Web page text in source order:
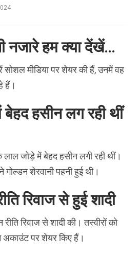
नजारे हम क्या देंखें…
सोशल मीडिया पर शेयर की हैं, उनमें वह
हैं।
हसीन लग रही थीं
लाल जोड़े में बेहद हसीन लगी रही थीं।
गोल्डन शेरवानी पहनी हुई थी।
रिवाज से हुई शादी
रिवाज से शादी की। तस्वीरों को
अकाउंट पर शेयर किए हैं।